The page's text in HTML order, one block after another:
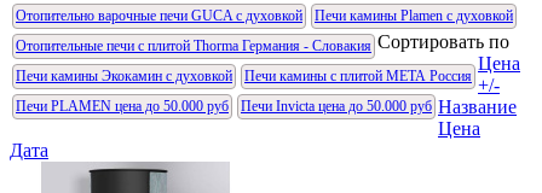
Отопительно варочные печи GUCA с духовкой
Печи камины Plamen с духовкой
Отопительные печи с плитой Thorma Германия - Словакия
Печи камины Экокамин с духовкой
Печи камины с плитой МЕТА Россия
Печи PLAMEN цена до 50.000 руб
Печи Invicta цена до 50.000 руб
Сортировать по
Цена
+/-
Название
Цена
Дата